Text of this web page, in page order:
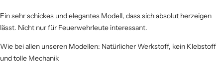
Ein sehr schickes und elegantes Modell, dass sich absolut herzeigen
lässt. Nicht nur für Feuerwehrleute interessant.
Wie bei allen unseren Modellen: Natürlicher Werkstoff, kein Klebstoff
und tolle Mechanik